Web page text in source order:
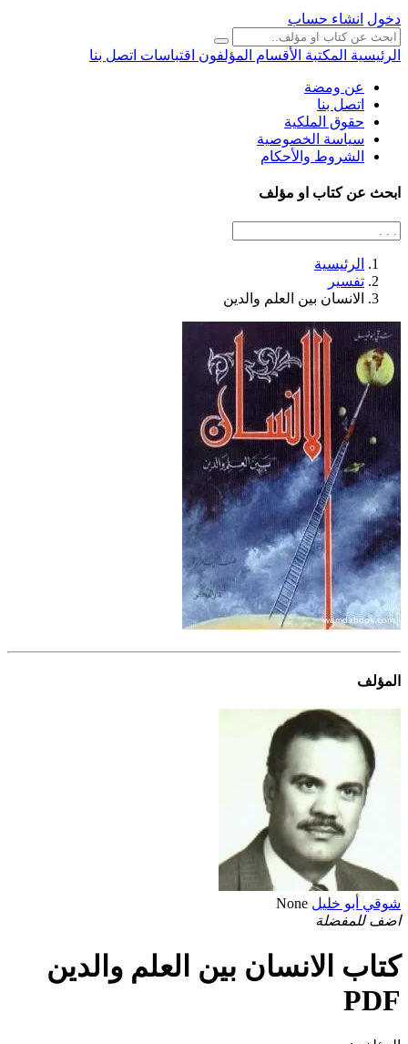
دخول انشاء حساب
الرئيسية المكتبة الأقسام المؤلفون اقتباسات اتصل بنا
عن ومضة
اتصل بنا
حقوق الملكية
سياسة الخصوصية
الشروط والأحكام
ابحث عن كتاب او مؤلف
الرئيسية
تفسير
الانسان بين العلم والدين
المؤلف
شوقي أبو خليل None
اضف للمفضلة
كتاب الانسان بين العلم والدين
PDF